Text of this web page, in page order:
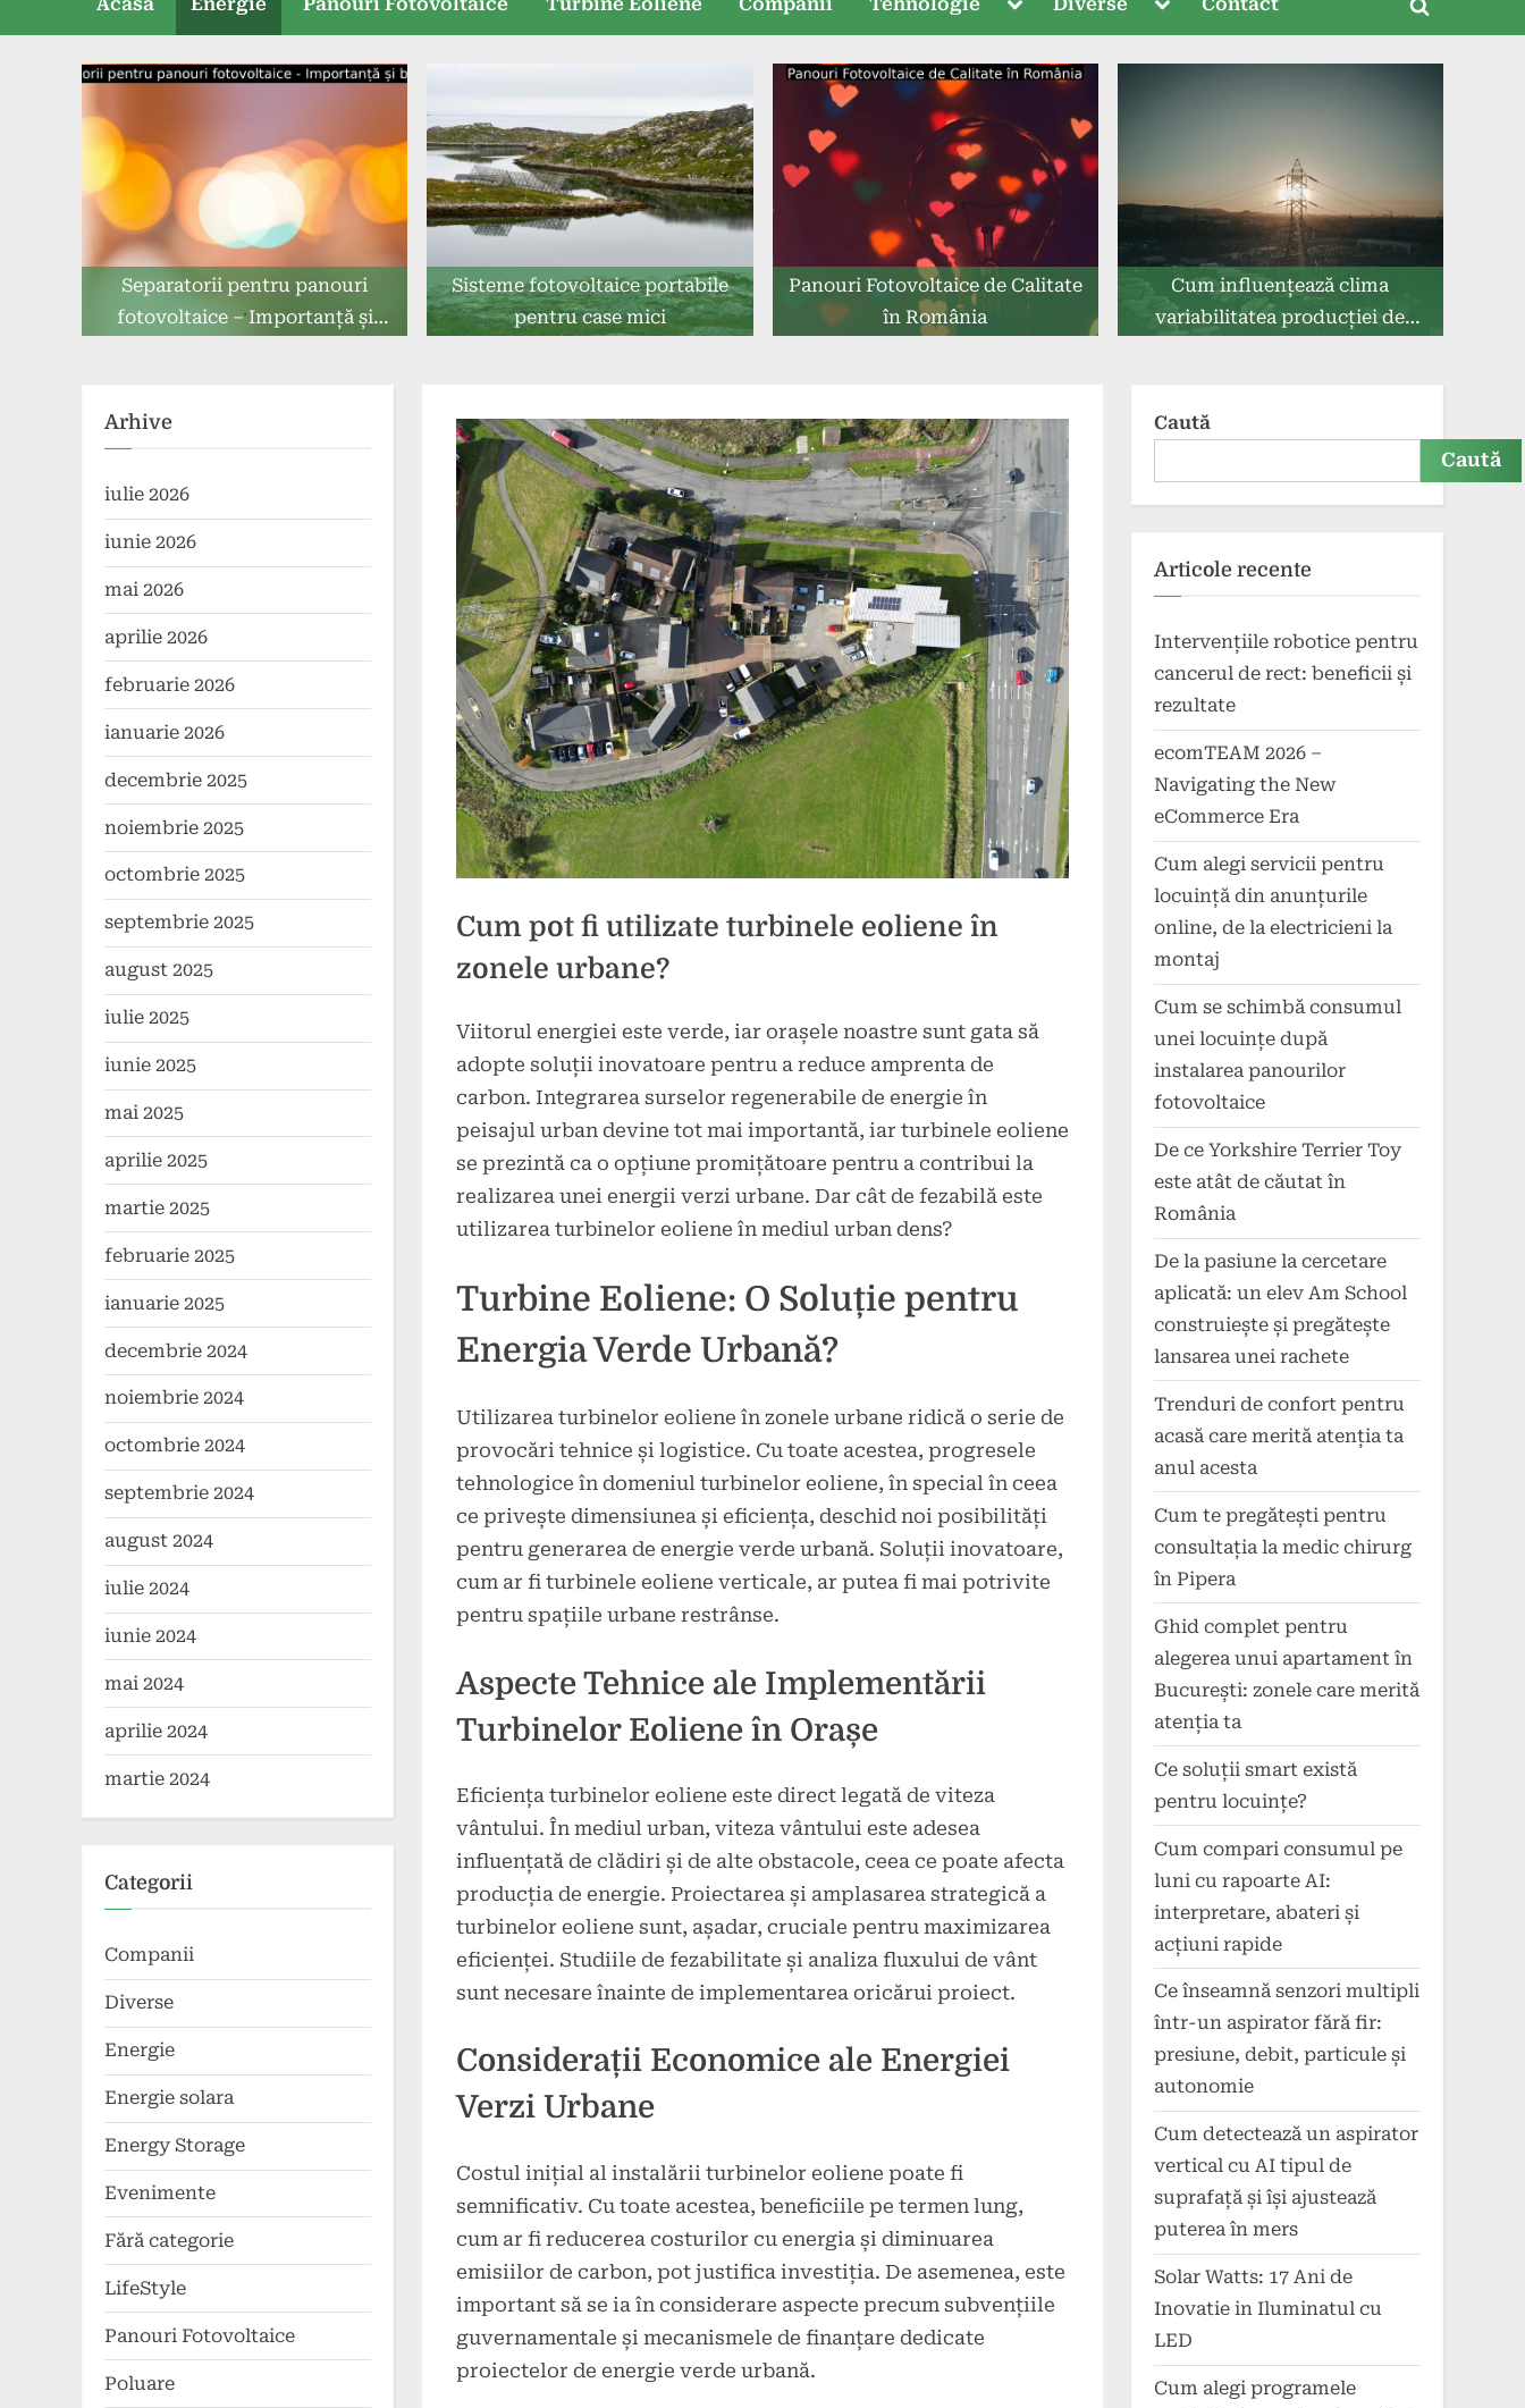
menu
menu
Toggle
Separatorii pentru panouri
fotovoltaice – Importanță și
Sisteme fotovoltaice portabile
pentru case mici
Panouri Fotovoltaice de Calitate
în România
Cum influențează clima
variabilitatea producției de
Cum pot fi utilizate turbinele eoliene în
zonele urbane?
Posted
on
21
ianuarie
2025
By
press
Viitorul energiei este verde, iar orașele noastre sunt gata să
adopte soluții inovatoare pentru a reduce amprenta de
carbon. Integrarea surselor regenerabile de energie în
peisajul urban devine tot mai importantă, iar turbinele eoliene
se prezintă ca o opțiune promițătoare pentru a contribui la
realizarea unei energii verzi urbane. Dar cât de fezabilă este
utilizarea turbinelor eoliene în mediul urban dens?
Turbine Eoliene: O Soluție pentru
Energia Verde Urbană?
Utilizarea turbinelor eoliene în zonele urbane ridică o serie de
provocări tehnice și logistice. Cu toate acestea, progresele
tehnologice în domeniul turbinelor eoliene, în special în ceea
ce privește dimensiunea și eficiența, deschid noi posibilități
pentru generarea de energie verde urbană. Soluții inovatoare,
cum ar fi turbinele eoliene verticale, ar putea fi mai potrivite
pentru spațiile urbane restrânse.
Aspecte Tehnice ale Implementării
Turbinelor Eoliene în Orașe
Eficiența turbinelor eoliene este direct legată de viteza
vântului. În mediul urban, viteza vântului este adesea
influențată de clădiri și de alte obstacole, ceea ce poate afecta
producția de energie. Proiectarea și amplasarea strategică a
turbinelor eoliene sunt, așadar, cruciale pentru maximizarea
eficienței. Studiile de fezabilitate și analiza fluxului de vânt
sunt necesare înainte de implementarea oricărui proiect.
Considerații Economice ale Energiei
Verzi Urbane
Costul inițial al instalării turbinelor eoliene poate fi
semnificativ. Cu toate acestea, beneficiile pe termen lung,
cum ar fi reducerea costurilor cu energia și diminuarea
emisiilor de carbon, pot justifica investiția. De asemenea, este
important să se ia în considerare aspecte precum subvențiile
guvernamentale și mecanismele de finanțare dedicate
proiectelor de energie verde urbană.
Arhive
iulie 2026
iunie 2026
mai 2026
aprilie 2026
februarie 2026
ianuarie 2026
decembrie 2025
noiembrie 2025
octombrie 2025
septembrie 2025
august 2025
iulie 2025
iunie 2025
mai 2025
aprilie 2025
martie 2025
februarie 2025
ianuarie 2025
decembrie 2024
noiembrie 2024
octombrie 2024
septembrie 2024
august 2024
iulie 2024
iunie 2024
mai 2024
aprilie 2024
martie 2024
Categorii
Companii
Diverse
Energie
Energie solara
Energy Storage
Evenimente
Fără categorie
LifeStyle
Panouri Fotovoltaice
Poluare
Caută
Caută
Articole recente
Intervențiile robotice pentru
cancerul de rect: beneficii și
rezultate
ecomTEAM 2026 –
Navigating the New
eCommerce Era
Cum alegi servicii pentru
locuință din anunțurile
online, de la electricieni la
montaj
Cum se schimbă consumul
unei locuințe după
instalarea panourilor
fotovoltaice
De ce Yorkshire Terrier Toy
este atât de căutat în
România
De la pasiune la cercetare
aplicată: un elev Am School
construiește și pregătește
lansarea unei rachete
Trenduri de confort pentru
acasă care merită atenția ta
anul acesta
Cum te pregătești pentru
consultația la medic chirurg
în Pipera
Ghid complet pentru
alegerea unui apartament în
București: zonele care merită
atenția ta
Ce soluții smart există
pentru locuințe?
Cum compari consumul pe
luni cu rapoarte AI:
interpretare, abateri și
acțiuni rapide
Ce înseamnă senzori multipli
într-un aspirator fără fir:
presiune, debit, particule și
autonomie
Cum detectează un aspirator
vertical cu AI tipul de
suprafață și își ajustează
puterea în mers
Solar Watts: 17 Ani de
Inovatie in Iluminatul cu
LED
Cum alegi programele